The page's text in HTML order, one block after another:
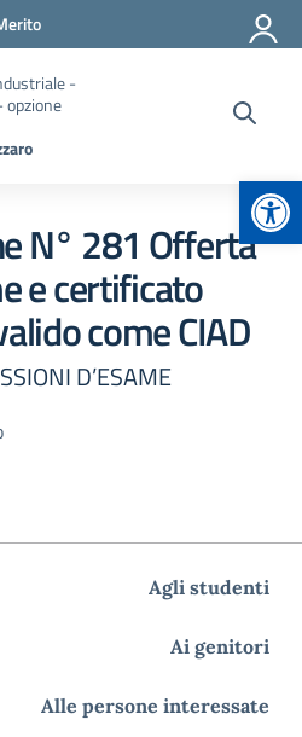
-
opzione
N° 281 Offerta
e certificato
come CIAD
D’ESAME
Agli studenti
Ai genitori
Alle persone interessate